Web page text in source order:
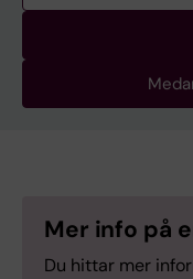
Mer info på
Du hittar mer